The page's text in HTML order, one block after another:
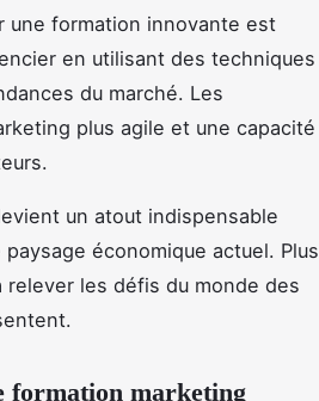
une formation innovante est
en utilisant des techniques
du marché. Les
plus agile et une capacité
un atout indispensable
économique actuel. Plus
les défis du monde des
formation marketing